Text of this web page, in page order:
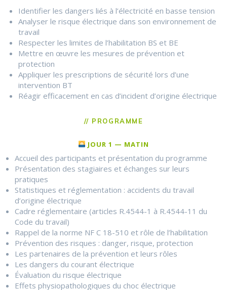
Identifier les dangers liés à l’électricité en basse tension
Analyser le risque électrique dans son environnement de
travail
Respecter les limites de l’habilitation BS et BE
Mettre en œuvre les mesures de prévention et
protection
Appliquer les prescriptions de sécurité lors d’une
intervention BT
Réagir efficacement en cas d’incident d’origine électrique
// PROGRAMME
JOUR 1 — MATIN
Accueil des participants et présentation du programme
Présentation des stagiaires et échanges sur leurs
pratiques
Statistiques et réglementation : accidents du travail
d’origine électrique
Cadre réglementaire (articles R.4544-1 à R.4544-11 du
Code du travail)
Rappel de la norme NF C 18-510 et rôle de l’habilitation
Prévention des risques : danger, risque, protection
Les partenaires de la prévention et leurs rôles
Les dangers du courant électrique
Évaluation du risque électrique
Effets physiopathologiques du choc électrique